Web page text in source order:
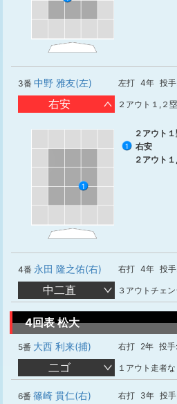
3番 中野 雅友(左) 左打 4年 投
右安 ２アウト１,２塁
1
２アウト
1
右安
２アウト
4番 永田 隆之佑(右) 右打 4年 投
中二直 ３アウトチェン
4回表 松大
5番 大西 利来(捕) 右打 2年 投手:
二ゴ １アウト走者な
6番 篠崎 貫仁(右) 右打 3年 投